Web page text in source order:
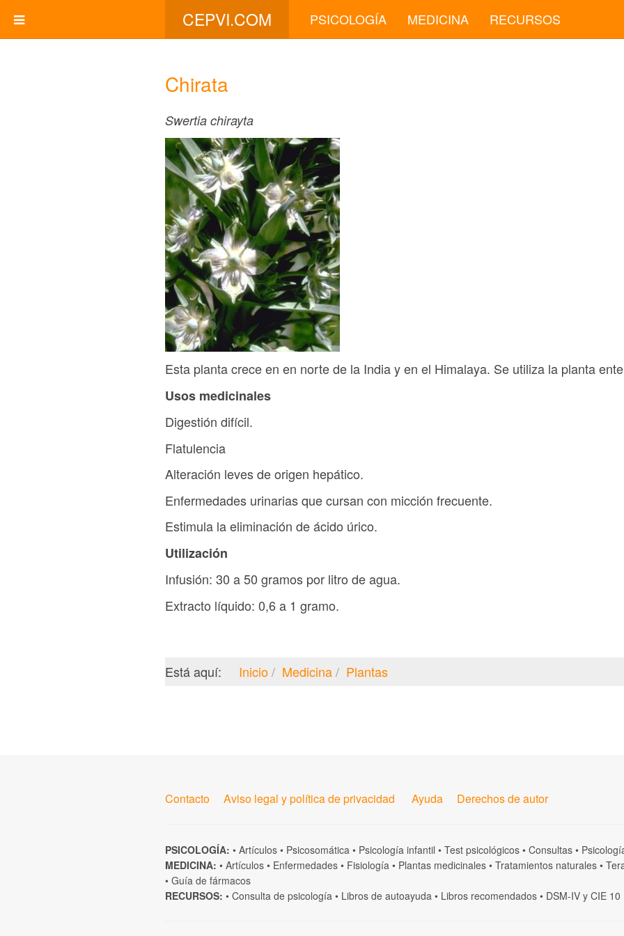
CEPVI.COM PSICOLOGÍA MEDICINA RECURSOS
Chirata
Swertia chirayta
Esta planta crece en en norte de la India y en el Himalaya. Se utiliza la planta
Usos medicinales
Digestión difícil.
Flatulencia
Alteración leves de origen hepático.
Enfermedades urinarias que cursan con micción frecuente.
Estimula la eliminación de ácido úrico.
Utilización
Infusión: 30 a 50 gramos por litro de agua.
Extracto líquido: 0,6 a 1 gramo.
Está aquí: Inicio Medicina Plantas
Contacto Aviso legal y política de privacidad Ayuda Derechos de autor
PSICOLOGÍA: • Artículos • Psicosomática • Psicología infantil • Test psicológicos • Consultas •
MEDICINA: • Artículos • Enfermedades • Fisiología • Plantas medicinales • Tratamientos naturales •
• Guía de fármacos
RECURSOS: • Consulta de psicología • Libros de autoayuda • Libros recomendados • DSM-IV y CIE 10